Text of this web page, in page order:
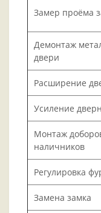
Замер проёма
Демонтаж
двери
Расширение
Усиление
Монтаж
наличников
Регулировка
Замена замка